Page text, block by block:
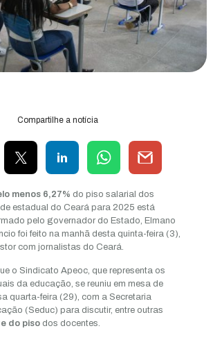
Compartilhe a notícia
menos 6,27% do piso salarial dos
estadual do Ceará para 2025 está
pelo governador do Estado, Elmano
foi feito na manhã desta quinta-feira (3),
com jornalistas do Ceará.
o Sindicato Apeoc, que representa os
da educação, se reuniu em mesa de
quarta-feira (29), com a Secretaria
(Seduc) para discutir, entre outras
do pisodos docentes.